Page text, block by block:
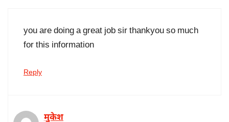
you are doing a great job sir thankyou so much
for this information
Reply
मुकेश